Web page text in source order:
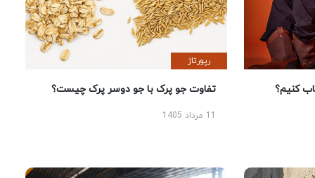
کنیم؟
رپورتاژ
تفاوت جو پرک با جو دوسر پرک چیست؟